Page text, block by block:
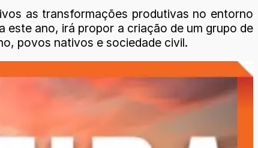
as transformações produtivas no entorno
este ano, irá propor a criação de um grupo de
povos nativos e sociedade civil.